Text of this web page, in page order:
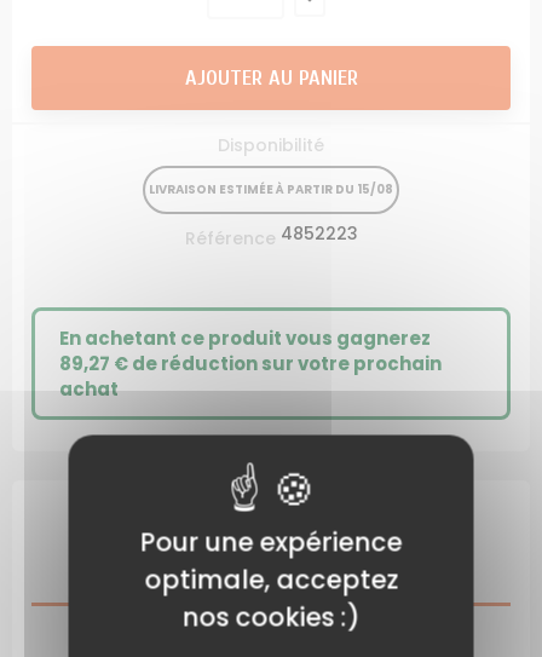
AJOUTER AU PANIER
Disponibilité
LIVRAISON ESTIMÉE À PARTIR DU 15/08
Référence 4852223
En achetant ce produit vous gagnerez
89,27 €de réduction sur votre prochain
achat
DESCRIPTION
Pour une expérience
optimale, acceptez
nos cookies :)